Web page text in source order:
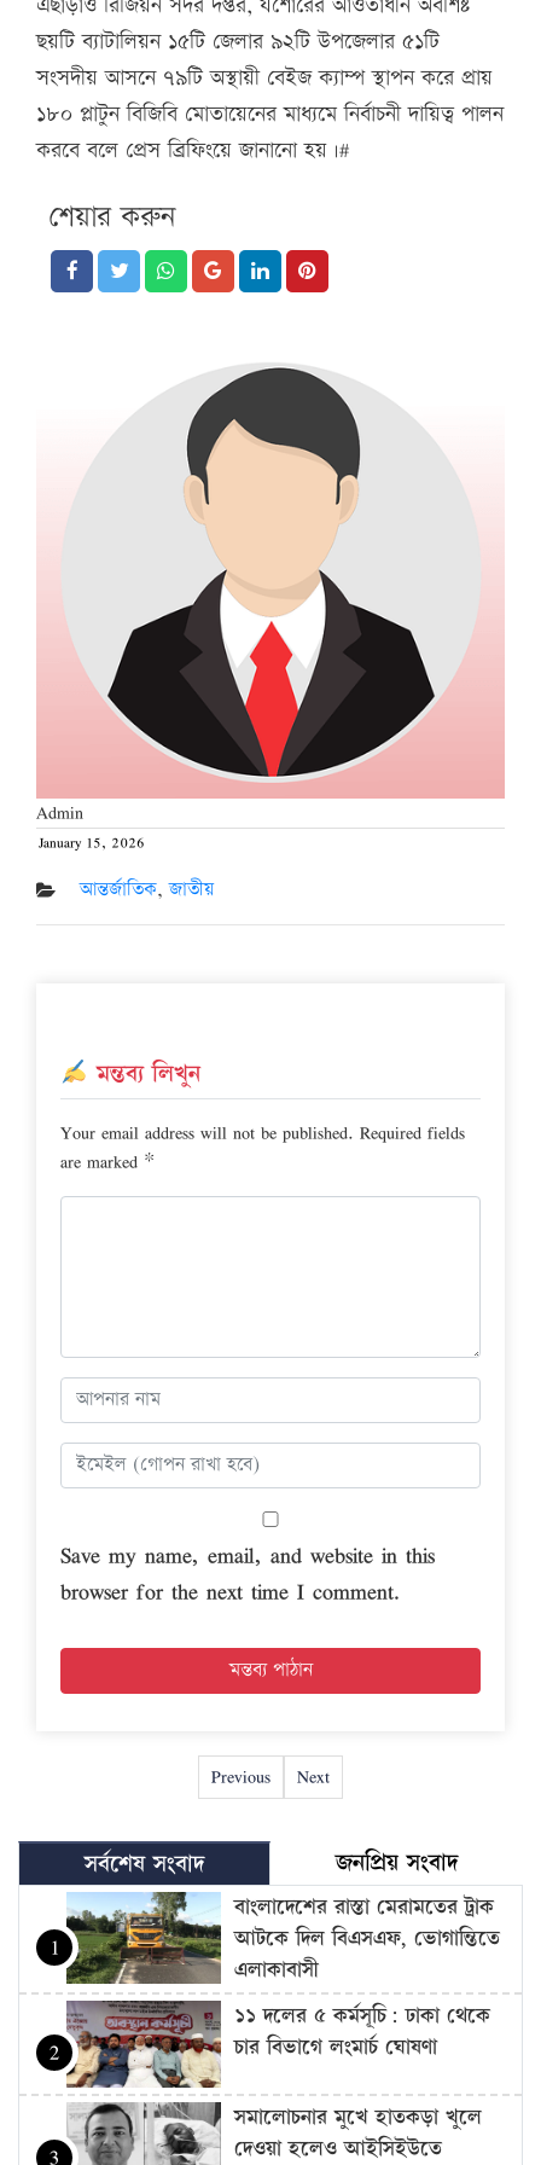
ছয়টি ব্যাটালিয়ন ১৫টি জেলার ৯২টি উপজেলার ৫১টি
সংসদীয় আসনে ৭৯টি অস্থায়ী বেইজ ক্যাম্প স্থাপন করে প্রায়
১৮০ প্লাটুন বিজিবি মোতায়েনের মাধ্যমে নির্বাচনী দায়িত্ব পালন
করবে বলে প্রেস ব্রিফিংয়ে জানানো হয়।#
শেয়ার করুন
Admin
Posted
on
January 15, 2026
আন্তর্জাতিক,জাতীয়
মন্তব্য লিখুন
Your email address will not be published. Required fields
are marked *
Save my name, email, and website in this
browser for the next time I comment.
Previous Next
সর্বশেষ সংবাদ জনপ্রিয় সংবাদ
1
বাংলাদেশের রাস্তা মেরামতের ট্রাক
আটকে দিল বিএসএফ, ভোগান্তিতে
এলাকাবাসী
2
১১ দলের ৫ কর্মসূচি: ঢাকা থেকে
চার বিভাগে লংমার্চ ঘোষণা
3
সমালোচনার মুখে হাতকড়া খুলে
দেওয়া হলেও আইসিইউতে